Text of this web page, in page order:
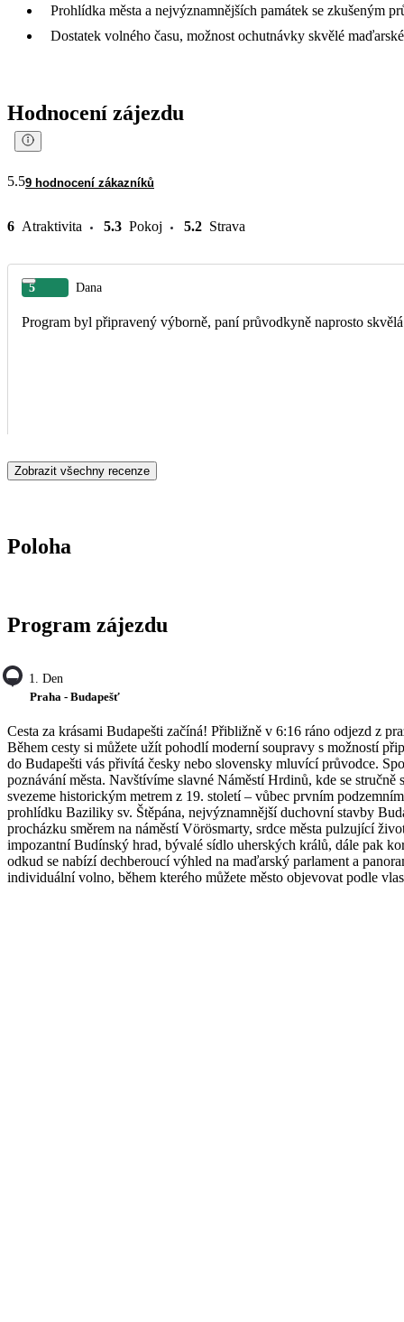
Prohlídka města a nejvýznamnějších památek se zkušeným
Dostatek volného času, možnost ochutnávky skvělé
Hodnocení zájezdu
5.59 hodnocení zákazníků
6 Atraktivita 5.3 Pokoj 5.2 Strava
5 Dana
Program byl připravený výborně, paní průvodkyně naprosto
Zobrazit všechny recenze
Poloha
Program zájezdu
1. Den
Praha - Budapešť
Cesta za krásami Budapešti začíná! Přibližně v 6:16 ráno odjezd z
Během cesty si můžete užít pohodlí moderní soupravy s možností
do Budapešti vás přivítá česky nebo slovensky mluvící průvodce.
poznávání města. Navštívíme slavné Náměstí Hrdinů, kde se
svezeme historickým metrem z 19. století – vůbec prvním
prohlídku Baziliky sv. Štěpána, nejvýznamnější duchovní stavby
procházku směrem na náměstí Vörösmarty, srdce města pulzující
impozantní Budínský hrad, bývalé sídlo uherských králů, dále pak
odkud se nabízí dechberoucí výhled na maďarský parlament a
individuální volno, během kterého můžete město objevovat podle